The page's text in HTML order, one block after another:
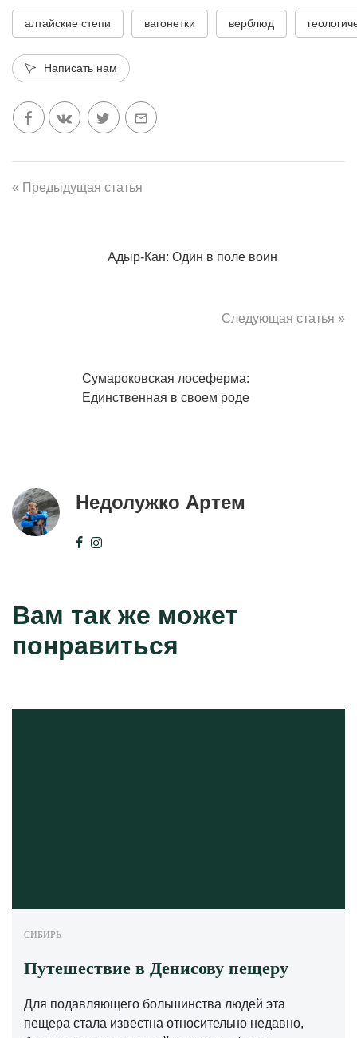
алтайские степи вагонетки верблюд
Написать нам
« Предыдущая статья
Адыр-Кан: Один в поле воин
Следующая статья »
Сумароковская лосеферма:
Единственная в своем роде
Недолужко Артем
Вам так же может
понравиться
СИБИРЬ
Путешествие в Денисову пещеру
Для подавляющего большинства людей эта
пещера стала известна относительно недавно,